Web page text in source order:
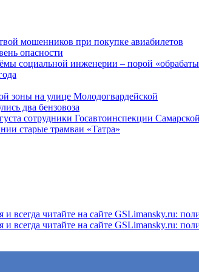
мошенников при покупке авиабилетов
опасности
социальной инженерии – порой
зоны на улице Молодогвардейской
два бензовоза
сотрудники Госавтоинспекции
старые трамваи «Татра»